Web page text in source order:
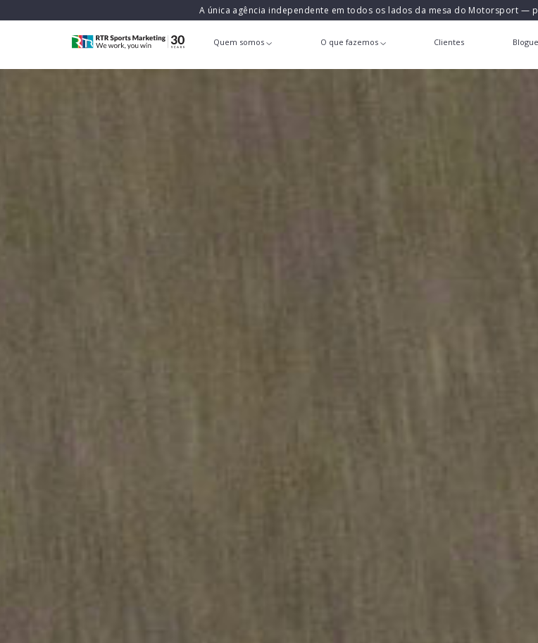
A única agência independente em todos os lados da mesa do Motorsport —
Quem somos O que fazemos Clientes Blogue